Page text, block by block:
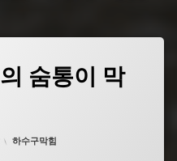
숨통이 막
5월 7, 2026
카테고리:
하수구막힘